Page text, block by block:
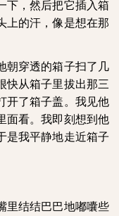
下，然后把它插入箱
上的汗，像是想在那
朝穿透的箱子扫了几
快从箱子里拔出那三
开了箱子盖。我见他
面看。我即刻想到他
是我平静地走近箱子
里结结巴巴地嘟囔些